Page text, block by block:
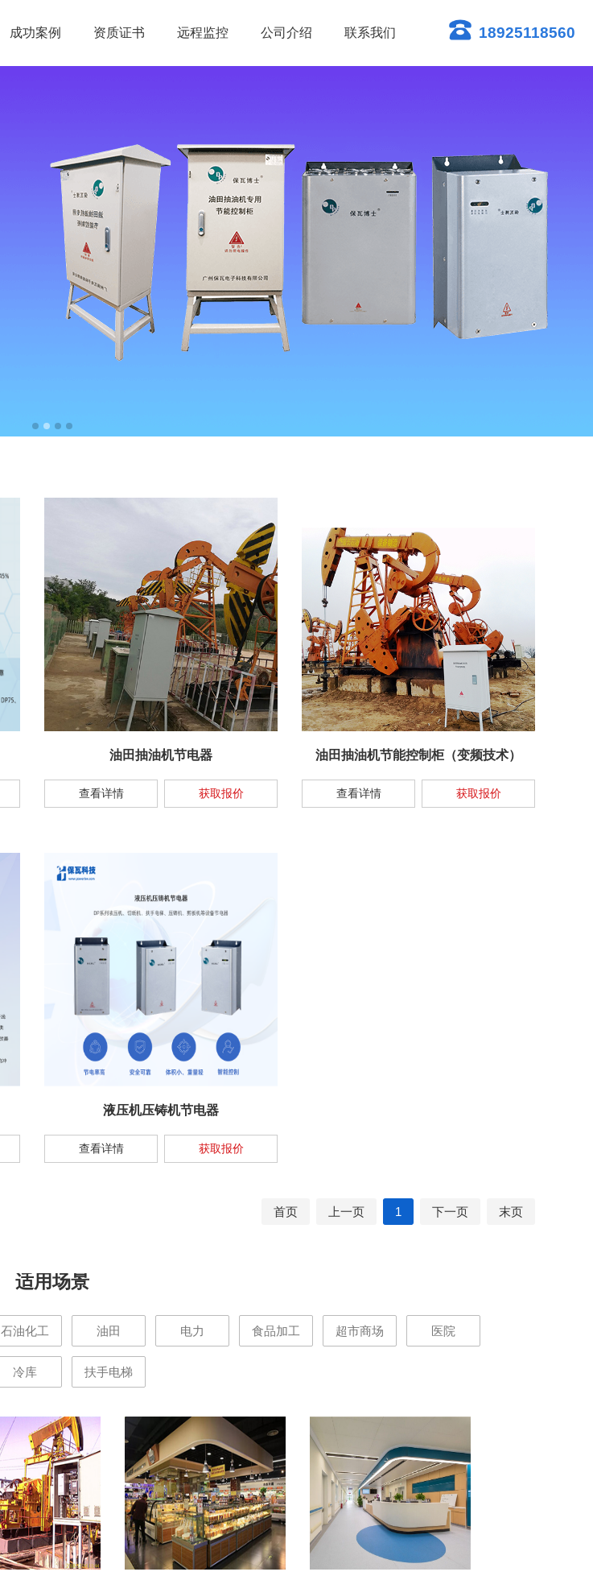
成功案例 资质证书 远程监控 公司介绍 联系我们 18925118560
油田抽油机节电器
查看详情 获取报价
油田抽油机节能控制柜（变频技术）
查看详情 获取报价
液压机压铸机节电器
查看详情 获取报价
首页 上一页 1 下一页 末页
适用场景
石油化工 油田 电力 食品加工 超市商场 医院
冷库 扶手电梯